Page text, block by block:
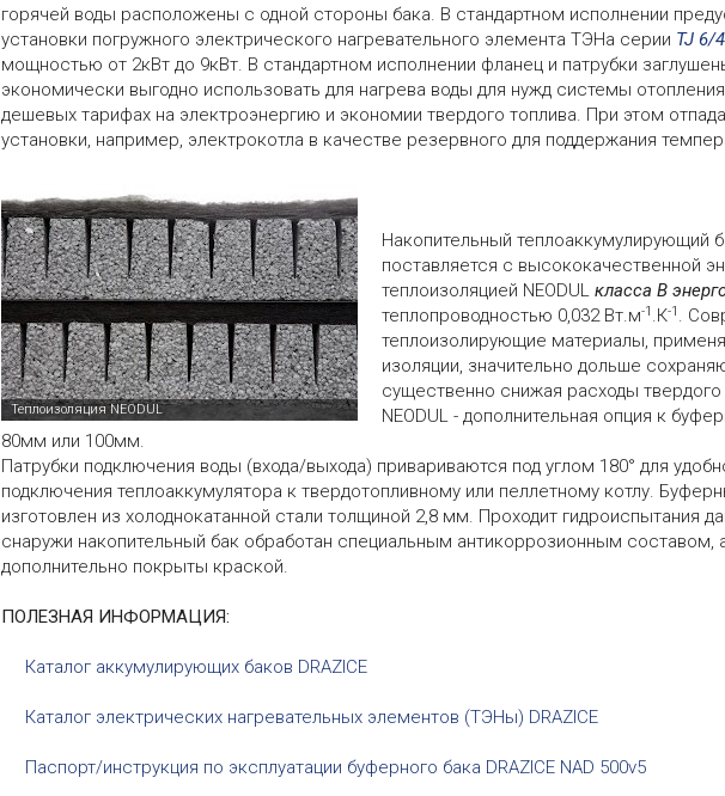
горячей воды расположены с одной стороны бака. В стандартном исполнении
установки погружного электрического нагревательного элемента ТЭНа серии TJ 6/4
мощностью от 2кВт до 9кВт. В стандартном исполнении фланец и патрубки
экономически выгодно использовать для нагрева воды для нужд системы
дешевых тарифах на электроэнергию и экономии твердого топлива. При этом
установки, например, электрокотла в качестве резервного для поддержания
Накопительный теплоаккумулирующий
поставляется с высококачественной
теплоизоляцией NEODULкласса В
теплопроводностью 0,032 Вт.м-1 .К-1 .
теплоизолирующие материалы,
изоляции, значительно дольше
существенно снижая расходы твердого
NEODUL - дополнительная опция к
80мм или 100мм.
Патрубки подключения воды (входа/выхода) привариваются под углом 180° для
подключения теплоаккумулятора к твердотопливному или пеллетному котлу.
изготовлен из холоднокатанной стали толщиной 2,8 мм. Проходит гидроиспытания
снаружи накопительный бак обработан специальным антикоррозионным составом,
дополнительно покрыты краской.
ПОЛЕЗНАЯ ИНФОРМАЦИЯ:
Каталог аккумулирующих баков DRAZICE
Каталог электрических нагревательных элементов (ТЭНы) DRAZICE
Паспорт/инструкция по эксплуатации буферного бака DRAZICE NAD 500v5